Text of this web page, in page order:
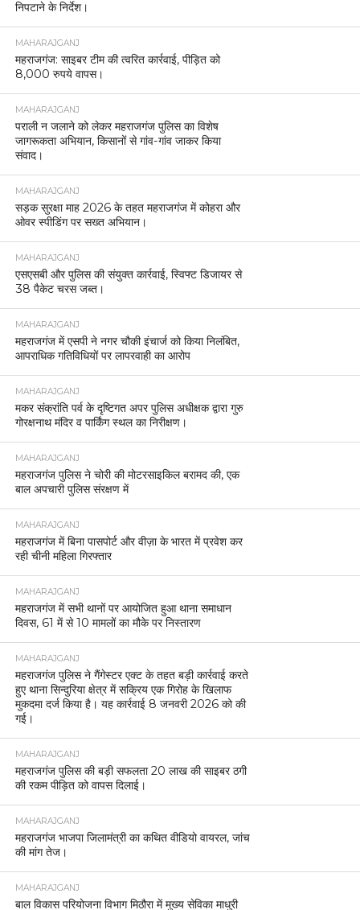
निपटाने के निर्देश।
MAHARAJGANJ
महराजगंज: साइबर टीम की त्वरित कार्रवाई, पीड़ित को
8,000 रुपये वापस।
MAHARAJGANJ
पराली न जलाने को लेकर महराजगंज पुलिस का विशेष
जागरूकता अभियान, किसानों से गांव-गांव जाकर किया
संवाद।
MAHARAJGANJ
सड़क सुरक्षा माह 2026 के तहत महराजगंज में कोहरा और
ओवर स्पीडिंग पर सख्त अभियान।
MAHARAJGANJ
एसएसबी और पुलिस की संयुक्त कार्रवाई, स्विफ्ट डिजायर से
38 पैकेट चरस जब्त।
MAHARAJGANJ
महराजगंज में एसपी ने नगर चौकी इंचार्ज को किया निलंबित,
आपराधिक गतिविधियों पर लापरवाही का आरोप
MAHARAJGANJ
मकर संक्रांति पर्व के दृष्टिगत अपर पुलिस अधीक्षक द्वारा गुरु
गोरक्षनाथ मंदिर व पार्किंग स्थल का निरीक्षण।
MAHARAJGANJ
महराजगंज पुलिस ने चोरी की मोटरसाइकिल बरामद की, एक
बाल अपचारी पुलिस संरक्षण में
MAHARAJGANJ
महराजगंज में बिना पासपोर्ट और वीज़ा के भारत में प्रवेश कर
रही चीनी महिला गिरफ्तार
MAHARAJGANJ
महराजगंज में सभी थानों पर आयोजित हुआ थाना समाधान
दिवस, 61 में से 10 मामलों का मौके पर निस्तारण
MAHARAJGANJ
महराजगंज पुलिस ने गैंगेस्टर एक्ट के तहत बड़ी कार्रवाई करते
हुए थाना सिन्दुरिया क्षेत्र में सक्रिय एक गिरोह के खिलाफ
मुकदमा दर्ज किया है। यह कार्रवाई 8 जनवरी 2026 को की
गई।
MAHARAJGANJ
महराजगंज पुलिस की बड़ी सफलता 20 लाख की साइबर ठगी
की रकम पीड़ित को वापस दिलाई।
MAHARAJGANJ
महराजगंज भाजपा जिलामंत्री का कथित वीडियो वायरल, जांच
की मांग तेज।
MAHARAJGANJ
बाल विकास परियोजना विभाग मिठौरा में मुख्य सेविका माधुरी